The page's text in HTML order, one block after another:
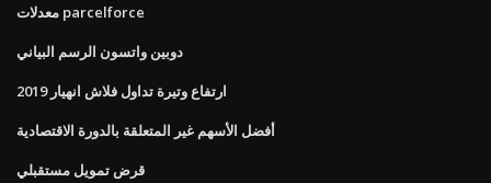
معدلات parcelforce
دوبين واتسون الرسم البياني
ارتفاع وتيرة تداول فلاش انهيار 2019
أفضل الأسهم غير المتعلقة بالدورة الاقتصادية
قرض تمويل مستقبلي